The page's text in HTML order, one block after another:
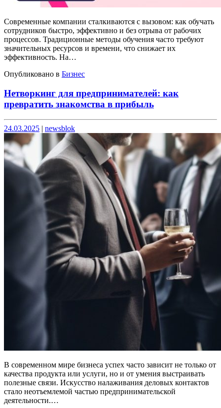
Современные компании сталкиваются с вызовом: как обучать
сотрудников быстро, эффективно и без отрыва от рабочих
процессов. Традиционные методы обучения часто требуют
значительных ресурсов и времени, что снижает их
эффективность. На…
Опубликовано в Бизнес
Нетворкинг для предпринимателей: как
превратить знакомства в прибыль
Опубликовано
24.03.2025 | Опубликовано
newsblok
В современном мире бизнеса успех часто зависит не только от
качества продукта или услуги, но и от умения выстраивать
полезные связи. Искусство налаживания деловых контактов
стало неотъемлемой частью предпринимательской
деятельности.…